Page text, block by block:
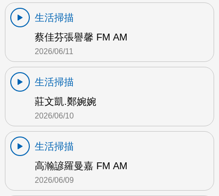
生活掃描
蔡佳芬張譽馨 FM AM
2026/06/11
生活掃描
莊文凱.鄭婉婉
2026/06/10
生活掃描
高瀚諺羅曼嘉 FM AM
2026/06/09